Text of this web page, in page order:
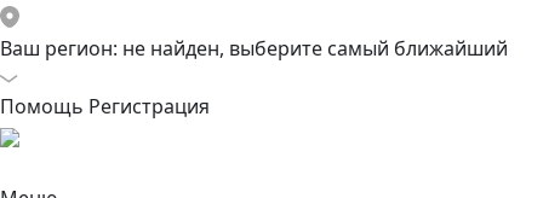
Ваш регион: не найден, выберите самый ближайший
Помощь Регистрация